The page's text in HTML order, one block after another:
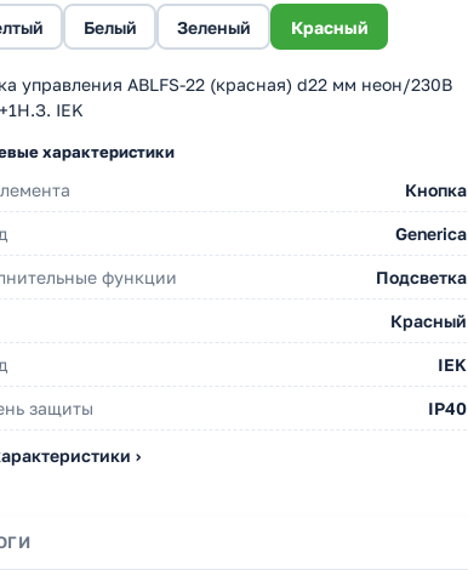
Белый Зеленый Красный
управления ABLFS-22 (красная) d22 мм неон/230В
IEK
характеристики
Кнопка
Generica
функции Подсветка
Красный
IEK
защиты IP40
›